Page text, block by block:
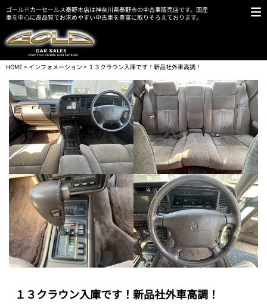
ゴールドカーセールス秦野本店は神奈川県秦野市の中古車販売店です。国産
車を中心に高品質でお求めやすい中古車を豊富に取りそろえております。
HOME> インフォメーション > １３クラウン入庫です！新品社外車高調！
１３クラウン入庫です！新品社外車高調！